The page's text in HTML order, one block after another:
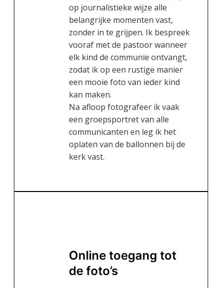
op journalistieke wijze alle
belangrijke momenten vast,
zonder in te grijpen. Ik bespreek
vooraf met de pastoor wanneer
elk kind de communie ontvangt,
zodat ik op een rustige manier
een mooie foto van ieder kind
kan maken.
Na afloop fotografeer ik vaak
een groepsportret van alle
communicanten en leg ik het
oplaten van de ballonnen bij de
kerk vast.
Online toegang tot
de foto’s